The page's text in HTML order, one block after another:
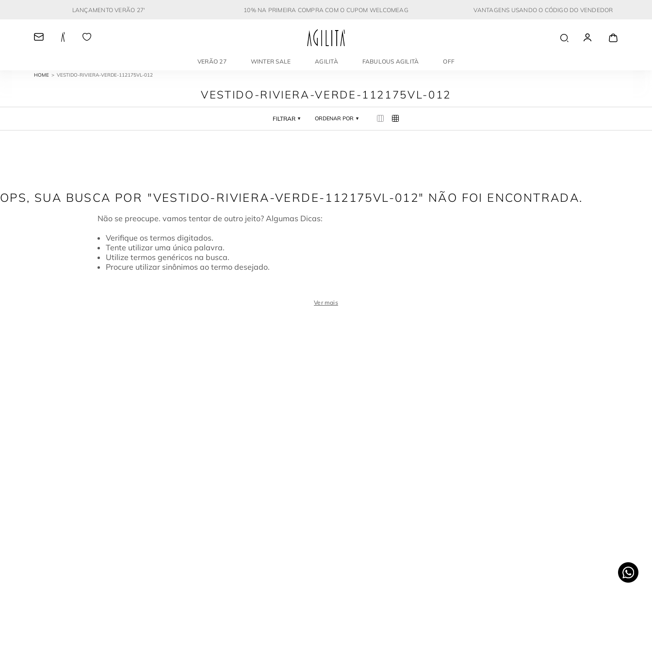
LANÇAMENTO VERÃO 27' 10% NA PRIMEIRA COMPRA COM O CUPOM WELCOMEAG VANTAGENS USANDO O CÓDIGO DO VENDEDOR
VERÃO 27 WINTER SALE AGILITÀ FABULOUS AGILITÀ OFF
VESTIDO-RIVIERA-VERDE-112175VL-012
VESTIDO-RIVIERA-VERDE-112175VL-012
FILTRAR ORDENAR POR
VESTIDO-RIVIERA-VERDE-112175VL-012
Verifique os termos digitados.
Tente utilizar uma única palavra.
Utilize termos genéricos na busca.
Procure utilizar sinônimos ao termo desejado.
Ver mais